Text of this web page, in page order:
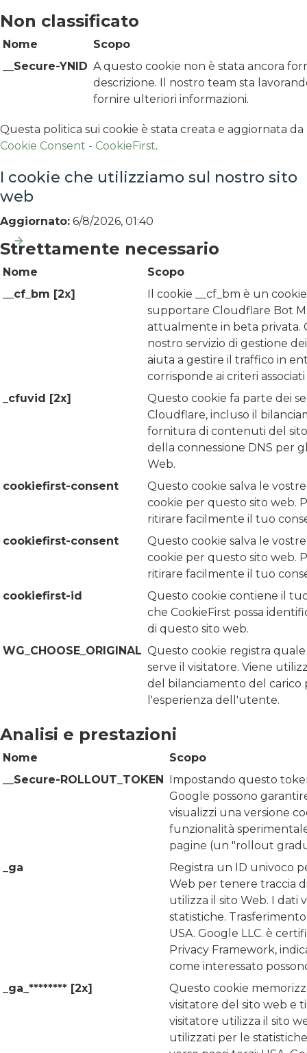
Non classificato
Nome
Scopo
__Secure-YNID A questo cookie non è stata ancora
descrizione. Il nostro team sta
fornire ulteriori informazioni.
Questa politica sui cookie è stata creata e aggiornata da
Cookie Consent - CookieFirst.
I cookie che utilizziamo sul nostro sito
web
Aggiornato: 6/8/2026, 01:40
Strettamente necessario
Nome
Scopo
__cf_bm [2x]
Il cookie __cf_bm è un
supportare Cloudflare Bot
attualmente in beta privata.
nostro servizio di gestione
aiuta a gestire il traffico in
corrisponde ai criteri
_cfuvid [2x]
Questo cookie fa parte dei
Cloudflare, incluso il
fornitura di contenuti del
della connessione DNS per
Web.
cookiefirst-consent
Questo cookie salva le
cookie per questo sito web.
ritirare facilmente il tuo
cookiefirst-consent
Questo cookie salva le
cookie per questo sito web.
ritirare facilmente il tuo
cookiefirst-id
Questo cookie contiene il
che CookieFirst possa
di questo sito web.
WG_CHOOSE_ORIGINAL Questo cookie registra
serve il visitatore. Viene
del bilanciamento del carico
l'esperienza dell'utente.
Analisi e prestazioni
Nome
Scopo
__Secure-ROLLOUT_TOKEN Impostando questo
Google possono
visualizzi una versione
funzionalità
pagine (un "rollout
_ga
Registra un ID univoco
Web per tenere traccia
utilizza il sito Web. I dati
statistiche.
USA. Google LLC. è
Privacy Framework,
come interessato
_ga_******** [2x]
Questo cookie
visitatore del sito web e
visitatore utilizza il sito
utilizzati per le